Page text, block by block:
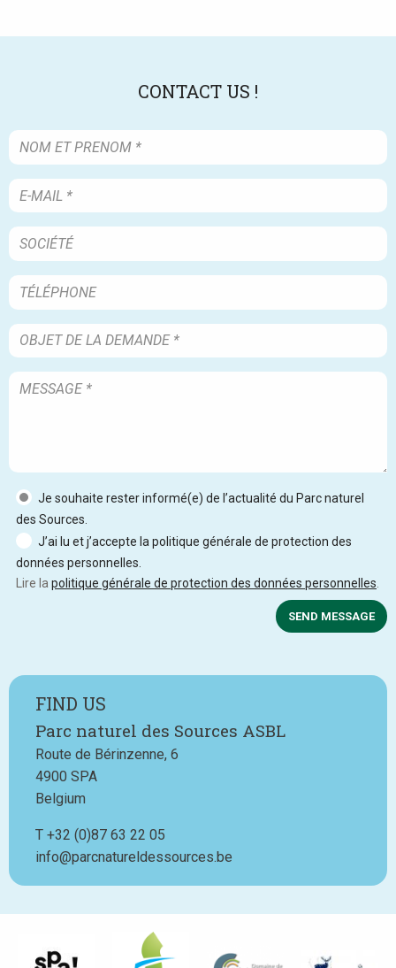
CONTACT US !
Je souhaite rester informé(e) de l’actualité du Parc naturel
des Sources.
J’ai lu et j’accepte la politique générale de protection des
données personnelles.
Lire la politique générale de protection des données personnelles
SEND MESSAGE
FIND US
Parc naturel des Sources ASBL
Route de Bérinzenne, 6
4900 SPA
Belgium
T Téléphone
+32 (0)87 63 22 05
info@parcnatureldessources.be